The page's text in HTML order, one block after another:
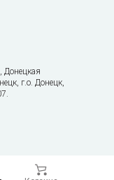
Донецкая
г.о. Донецк,